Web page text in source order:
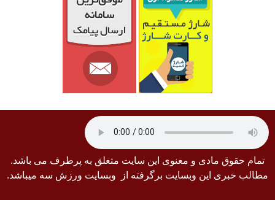
تمام حقوق مادی و معنوی این سایت متعلق به پرطرف می باشد.
مطالب خبری این وبسایت برگرفته از وبسایت ورزش سه میباشد.